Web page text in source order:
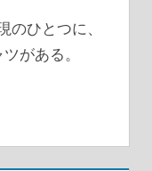
のひとつに、
がある。